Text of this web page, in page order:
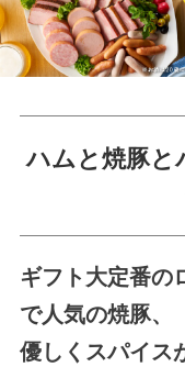
ハムと焼豚と
ギフト大定番の
で人気の焼豚、
優しくスパイス